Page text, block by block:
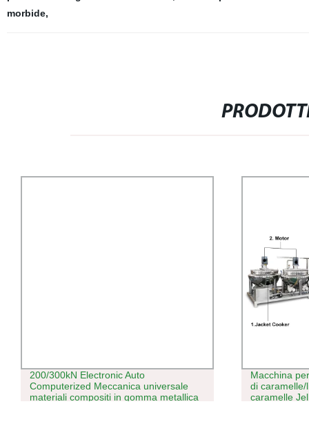
morbide,
200/300kN Electronic Auto
Computerized Meccanica universale
materiali compositi in gomma metallica
Macchina
di
caramelle